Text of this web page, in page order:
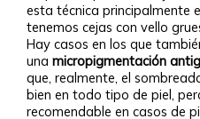
esta técnica principalmente
tenemos cejas con vello
Hay casos en los que
unamicropigmentación
que, realmente, el
bien en todo tipo de piel,
recomendable en casos de